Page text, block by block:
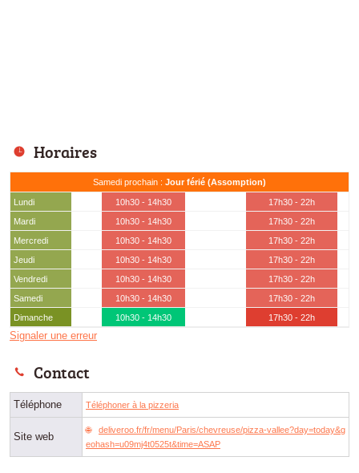
Horaires
Samedi prochain : Jour férié (Assomption)
Lundi 10h30 - 14h30
17h30 - 22h
Mardi
10h30 - 14h30
17h30 - 22h
Mercredi
10h30 - 14h30
17h30 - 22h
Jeudi
10h30 - 14h30
17h30 - 22h
Vendredi
10h30 - 14h30
17h30 - 22h
Samedi
10h30 - 14h30
17h30 - 22h
Dimanche
10h30 - 14h30 17h30 - 22h
Signaler une erreur
Contact
Téléphone Téléphoner à la pizzeria
Site web
deliveroo.fr/fr/menu/Paris/chevreuse/pizza-vallee?day=today&g
eohash=u09mj4t0525t&time=ASAP